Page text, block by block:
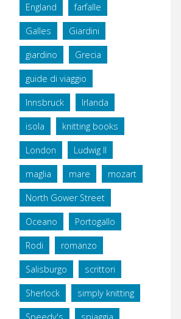
England farfalle
Galles Giardini
giardino Grecia
guide di viaggio
Innsbruck Irlanda
isola knitting books
London Ludwig II
maglia mare mozart
North Gower Street
Oceano Portogallo
Rodi romanzo
Salisburgo scrittori
Sherlock simply knitting